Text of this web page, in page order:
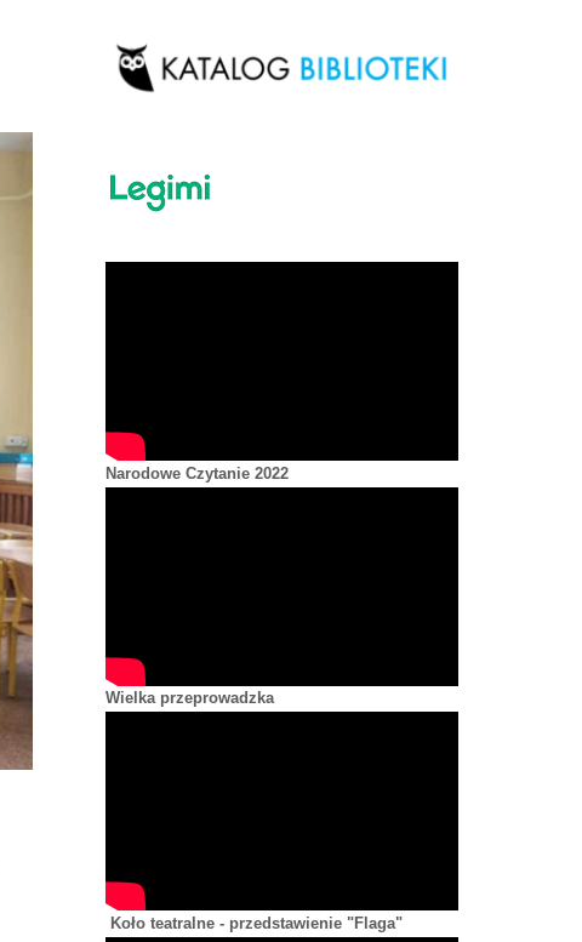
Narodowe Czytanie 2022
Wielka przeprowadzka
Koło teatralne - przedstawienie "Flaga"